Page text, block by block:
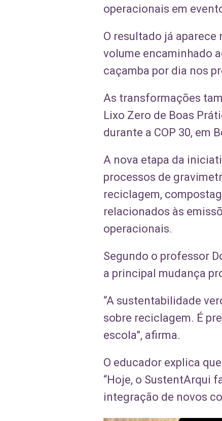
operacionais em
O resultado já
volume encaminhado
caçamba por dia nos
As transformações
Lixo Zero de Boas
durante a COP 30, em
A nova etapa da
processos de
reciclagem,
relacionados às
operacionais.
Segundo o professor
a principal mudança
“A sustentabilidade
sobre reciclagem. É
escola”, afirma.
O educador explica
“Hoje, o SustentArqui
integração de novos